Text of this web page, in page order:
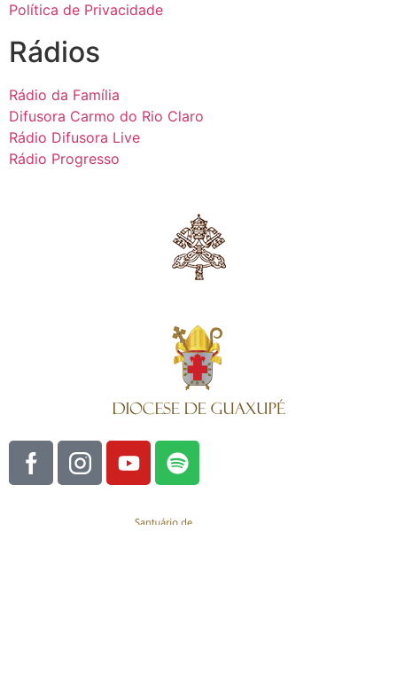
Política de Privacidade
Rádios
Rádio da Família
Difusora Carmo do Rio Claro
Rádio Difusora Live
Rádio Progresso